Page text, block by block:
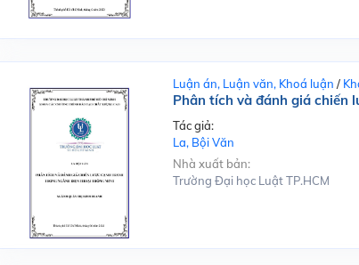
Luận án, Luận văn, Khoá luận /
Phân tích và đánh giá chiến
Tác giả:
La, Bội Văn
Nhà xuất bản:
Trường Đại học Luật TP.HCM